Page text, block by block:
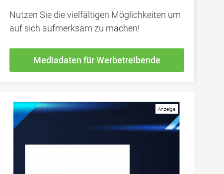
Nutzen Sie die vielfältigen Möglichkeiten um
auf sich aufmerksam zu machen!
Mediadaten für Werbetreibende